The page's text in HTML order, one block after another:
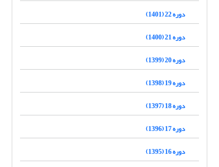
دوره 22 (1401)
دوره 21 (1400)
دوره 20 (1399)
دوره 19 (1398)
دوره 18 (1397)
دوره 17 (1396)
دوره 16 (1395)